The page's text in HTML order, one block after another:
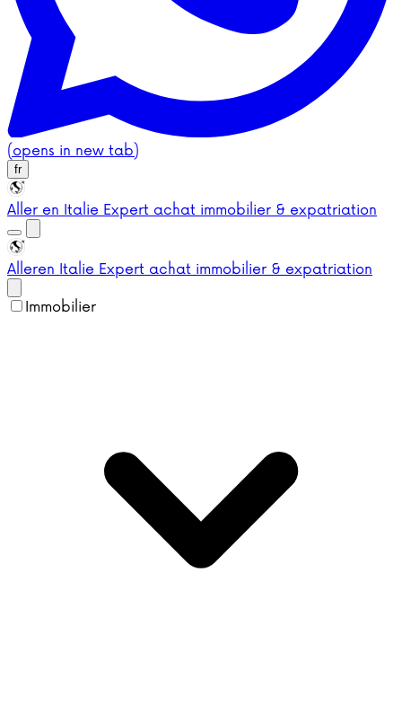
(opens in new tab)
fr
Aller en Italie Expert achat immobilier & expatriation
Alleren Italie Expert achat immobilier & expatriation
Immobilier